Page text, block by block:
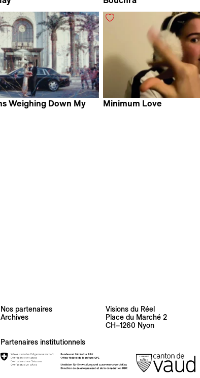
Weighing Down My
Minimum Love
Nos partenaires
Archives
Visions du Réel
Place du Marché 2
CH–1260 Nyon
Partenaires institutionnels